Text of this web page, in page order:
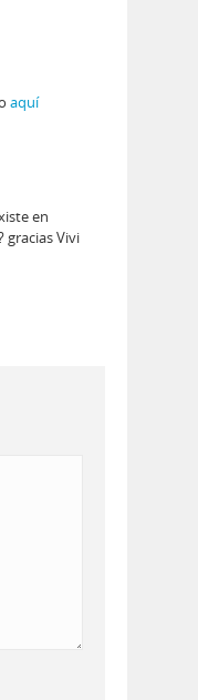
aquí
en
gracias Vivi